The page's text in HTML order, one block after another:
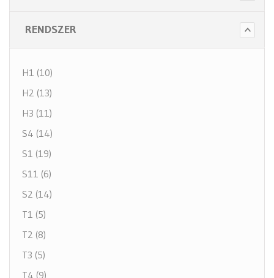
RENDSZER
H1 (10)
H2 (13)
H3 (11)
S4 (14)
S1 (19)
S11 (6)
S2 (14)
T1 (5)
T2 (8)
T3 (5)
T4 (9)